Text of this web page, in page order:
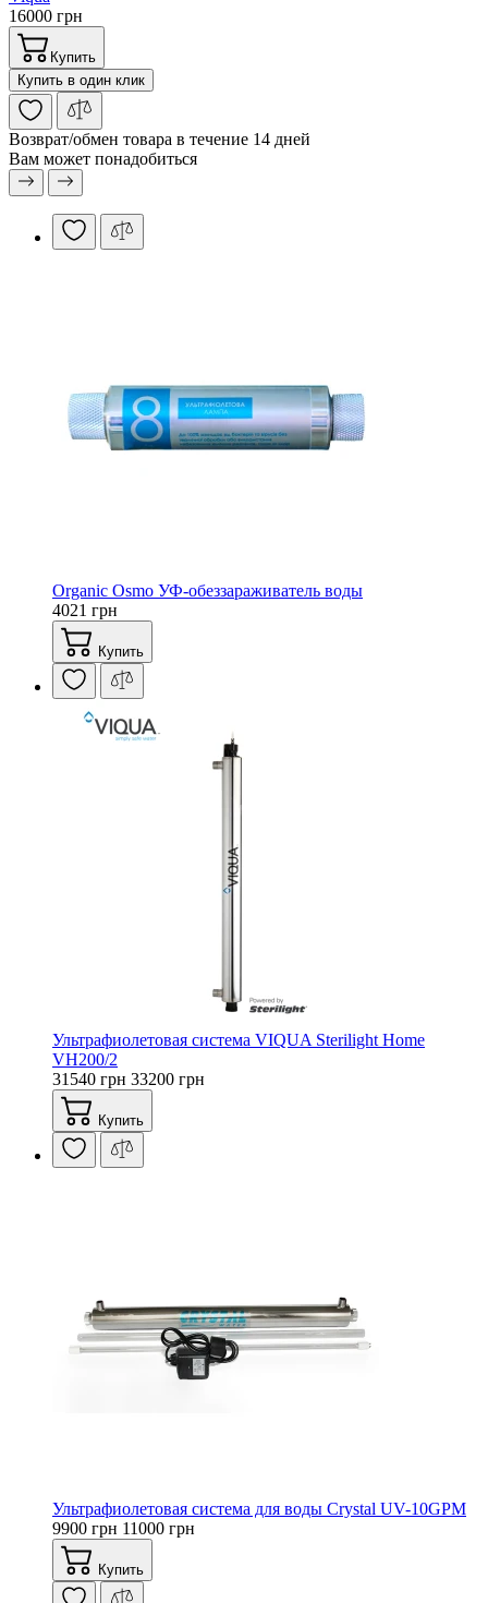
16000 грн
Купить
Купить в один клик
Возврат/обмен товара в течение 14 дней
Вам может понадобиться
Organic Osmo УФ-обеззараживатель воды
4021 грн
Купить
Ультрафиолетовая система VIQUA Sterilight Home
VH200/2
31540 грн 33200 грн
Купить
Ультрафиолетовая система для воды Crystal UV-10GPM
9900 грн 11000 грн
Купить